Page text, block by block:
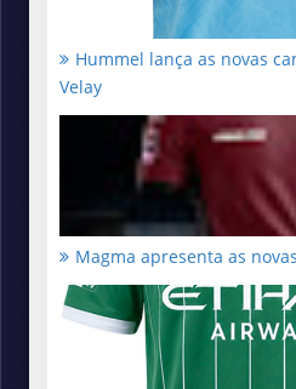
Hummel lança as novas
Velay
Magma apresenta as